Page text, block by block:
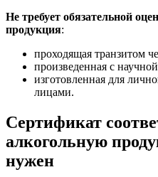
Не требует обязательной
продукция:
проходящая транзитом
произведенная с
изготовленная для
лицами.
Сертификат
алкогольную
нужен